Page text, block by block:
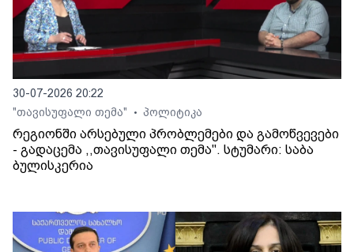
30-07-2026 20:22
"თავისუფალი თემა"
• პოლიტიკა
რეგიონში არსებული პრობლემები და გამოწვევები
- გადაცემა ,,თავისუფალი თემა". სტუმარი: საბა
ბულისკერია